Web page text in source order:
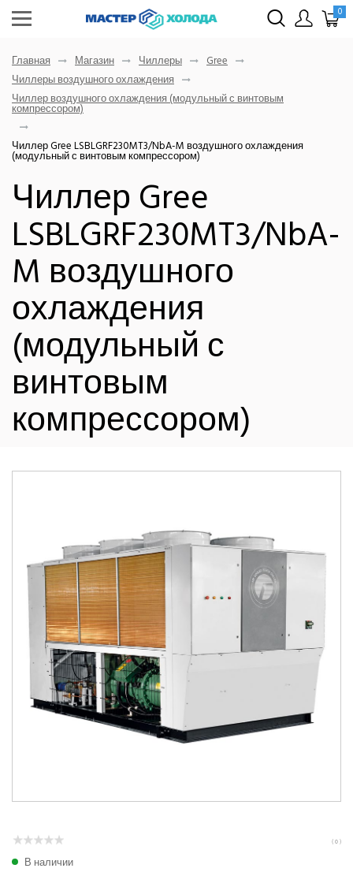
0
Главная Магазин Чиллеры
Gree
Чиллеры воздушного охлаждения
Чиллер воздушного охлаждения (модульный с винтовым
компрессором)
Чиллер Gree LSBLGRF230MT3/NbA-M воздушного охлаждения
(модульный с винтовым компрессором)
Чиллер Gree
LSBLGRF230MT3/NbA-
M воздушного
охлаждения
(модульный с
винтовым
компрессором)
( 0 )
В наличии